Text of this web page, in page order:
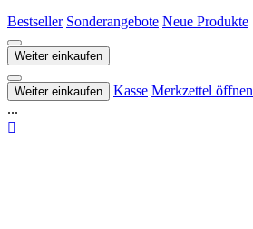
Bestseller Sonderangebote Neue Produkte
Weiter einkaufen
Weiter einkaufen Kasse Merkzettel öffnen
...
